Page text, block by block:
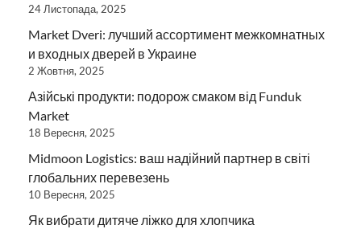
24 Листопада, 2025
Market Dveri: лучший ассортимент межкомнатных
и входных дверей в Украине
2 Жовтня, 2025
Азійські продукти: подорож смаком від Funduk
Market
18 Вересня, 2025
Midmoon Logistics: ваш надійний партнер в світі
глобальних перевезень
10 Вересня, 2025
Як вибрати дитяче ліжко для хлопчика